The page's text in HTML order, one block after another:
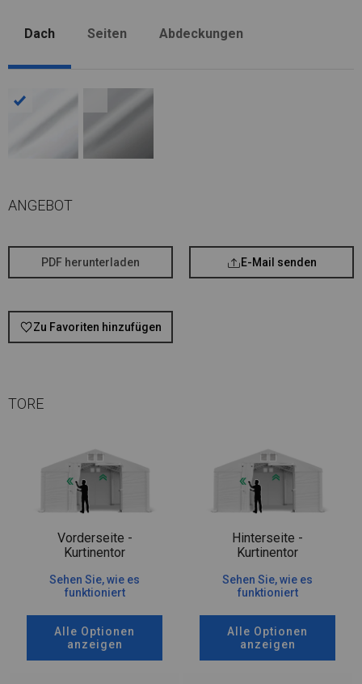
Dach Seiten Abdeckungen
ANGEBOT
PDF herunterladen E-Mail senden
Zu Favoriten hinzufügen
TORE
Vorderseite -
Kurtinentor
Sehen Sie, wie es
funktioniert
Alle Optionen
anzeigen
Hinterseite -
Kurtinentor
Sehen Sie, wie es
funktioniert
Alle Optionen
anzeigen